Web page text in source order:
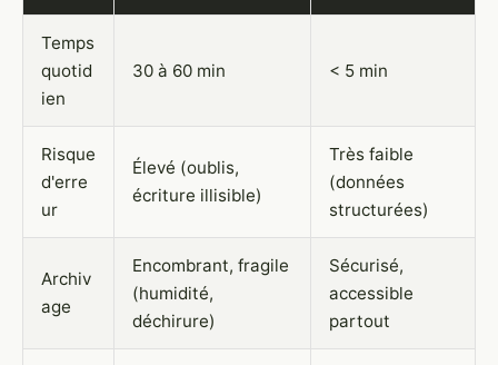
Temps
quotid
ien
30 à 60 min < 5 min
Risque
d'erre
ur
Élevé (oublis,
écriture illisible)
Très faible
(données
structurées)
Archiv
age
Encombrant, fragile
(humidité,
déchirure)
Sécurisé,
accessible
partout